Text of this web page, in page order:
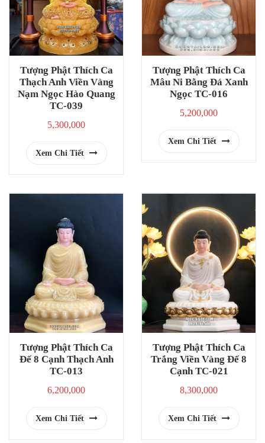
Tượng Phật Thích Ca
Thạch Anh Viền Vàng
Nạm Ngọc Hào Quang
TC-039
5,300,000
Xem Chi Tiết
Tượng Phật Thích Ca
Mâu Ni Bằng Đá Xanh
Ngọc TC-016
5,200,000
Xem Chi Tiết
Tượng Phật Thích Ca
Đế 8 Cạnh Thạch Anh
TC-013
6,200,000
Xem Chi Tiết
Tượng Phật Thích Ca
Trắng Viền Vàng Đế 8
Cạnh TC-021
8,300,000
Xem Chi Tiết